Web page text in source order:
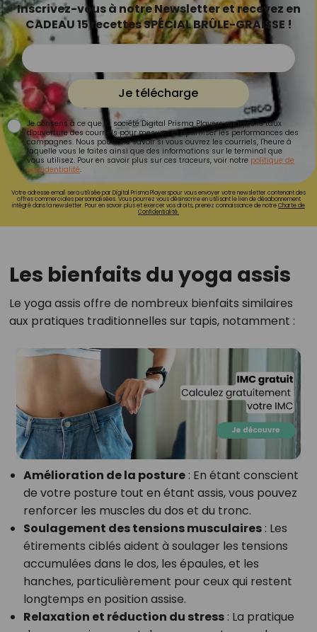
Inscrivez-vous à notre Newsletter et recevez en
CADEAU 15 recettes SPÉCIAL BRÛLE-GRAISSE !
Je télécharge
Je consens à ce que la société Digital Prisma Players analyse le taux
d'ouverture des courriels pour mesurer et optimiser les performances des
campagnes. Nous pourrons savoir si vous ouvrez les courriels, l'heure à
laquelle vous le faites ainsi que des informations sur le terminal que
vous utilisez. Pour en savoir plus sur ces traceurs, voir notre politique de
confidentialité.
Votre adresse email sera utilisée par Digital Prisma Playerspour vous envoyer votre newsletter contenant des
offres commerciales personnalisées. Vous pourrez vous désinscrire en utilisant le lien de désabonnement
intégré dans la newsletter. Pour en savoir plus et exercer vos droits, prenez connaissance de notreCharte de
Confidentialité.
Les bienfaits du yoga assis
Le yoga assis offre de nombreux bienfaits similaires
aux pratiques traditionnelles sur tapis, notamment :
Amélioration de la posture: En étant conscient
de votre posture tout en étant assis, vous pouvez
renforcer les muscles du dos et du tronc.
Soulagement des tensions musculaires: Les
étirements ciblés aident à soulager les tensions
accumulées dans le dos, les épaules, et les
hanches, particulièrement pour ceux qui restent
longtemps en position assise.
Relaxation et réduction du stress: La pratique